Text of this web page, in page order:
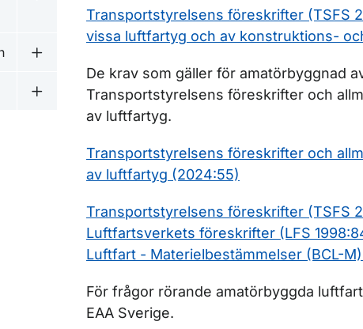
Undermeny för Inskrivningar i luftfartyg
Undermeny för Kapstadskonventionen
Undermeny för Leasing av luftfartyg
Transportstyrelsens föreskrifter (TSFS
vissa luftfartyg och av konstruktions-
De krav som gäller för amatörbyggnad
Transportstyrelsens föreskrifter och
av luftfartyg.
Transportstyrelsens föreskrifter och
av luftfartyg (2024:55)
Transportstyrelsens föreskrifter (TSFS
Luftfartsverkets föreskrifter (LFS
Luftfart - Materielbestämmelser (BCL-
För frågor rörande amatörbyggda
EAA Sverige.